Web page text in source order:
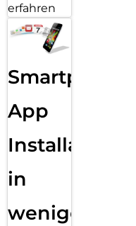
erfahren
Smartphone
App
Installation
in
wenigen